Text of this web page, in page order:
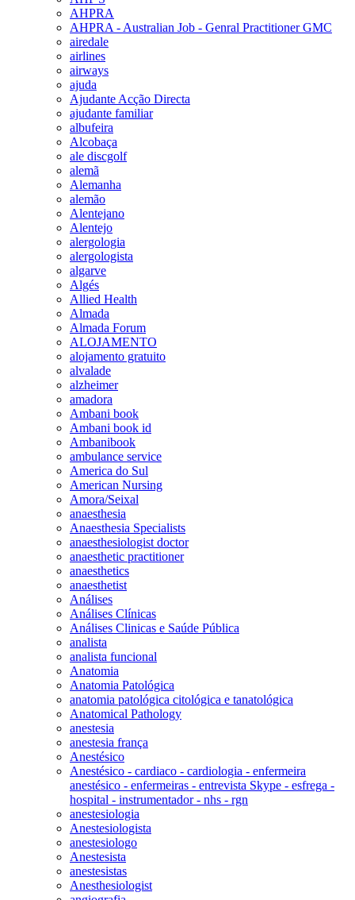
AHPRA
AHPRA - Australian Job - Genral Practitioner GMC
airedale
airlines
airways
ajuda
Ajudante Acção Directa
ajudante familiar
albufeira
Alcobaça
ale discgolf
alemã
Alemanha
alemão
Alentejano
Alentejo
alergologia
alergologista
algarve
Algés
Allied Health
Almada
Almada Forum
ALOJAMENTO
alojamento gratuito
alvalade
alzheimer
amadora
Ambani book
Ambani book id
Ambanibook
ambulance service
America do Sul
American Nursing
Amora/Seixal
anaesthesia
Anaesthesia Specialists
anaesthesiologist doctor
anaesthetic practitioner
anaesthetics
anaesthetist
Análises
Análises Clínicas
Análises Clinicas e Saúde Pública
analista
analista funcional
Anatomia
Anatomia Patológica
anatomia patológica citológica e tanatológica
Anatomical Pathology
anestesia
anestesia frança
Anestésico
Anestésico - cardiaco - cardiologia - enfermeira
anestésico - enfermeiras - entrevista Skype - esfrega -
hospital - instrumentador - nhs - rgn
anestesiologia
Anestesiologista
anestesiologo
Anestesista
anestesistas
Anesthesiologist